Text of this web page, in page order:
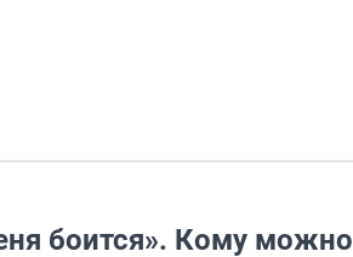
боится». Кому можно